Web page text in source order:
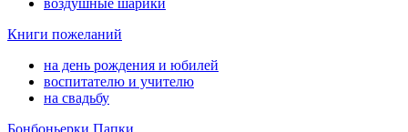
воздушные шарики
Книги пожеланий
на день рождения и юбилей
воспитателю и учителю
на свадьбу
Бонбоньерки Папки